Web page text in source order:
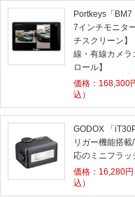
Portkeys「BM7
7インチモニタ
チスクリーン】
線・有線カメラ
ロール】
価格： 168,300
込）
GODOX 「
リガー機能搭載
応のミニフラッ
価格： 16,280
込）